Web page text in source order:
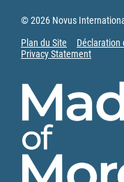
© 2026 Novus
Plan du Site
Déclaration
Privacy Statement